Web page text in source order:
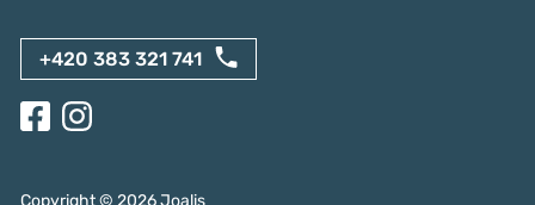
+420 383 321 741
Copyright © 2026Joalis